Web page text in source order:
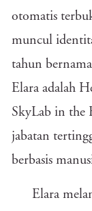
otomatis
muncul
tahun
Elara adalah
SkyLab in the
jabatan
berbasis
Elara